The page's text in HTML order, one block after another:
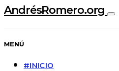
AndrésRomero.org
MENÚ
#INICIO